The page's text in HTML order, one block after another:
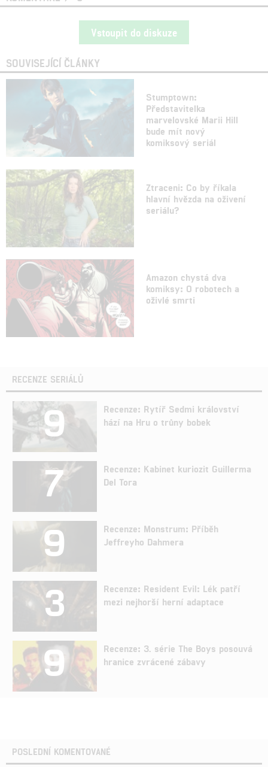
Vstoupit do diskuze
SOUVISEJÍCÍ ČLÁNKY
Stumptown:
Představitelka
marvelovské Marii Hill
bude mít nový
komiksový seriál
Ztraceni: Co by říkala
hlavní hvězda na oživení
seriálu?
Amazon chystá dva
komiksy: O robotech a
oživlé smrti
RECENZE SERIÁLŮ
9
Recenze: Rytíř Sedmi království
hází na Hru o trůny bobek
7
Recenze: Kabinet kuriozit Guillerma
Del Tora
9
Recenze: Monstrum: Příběh
Jeffreyho Dahmera
3
Recenze: Resident Evil: Lék patří
mezi nejhorší herní adaptace
9
Recenze: 3. série The Boys posouvá
hranice zvrácené zábavy
POSLEDNÍ KOMENTOVANÉ